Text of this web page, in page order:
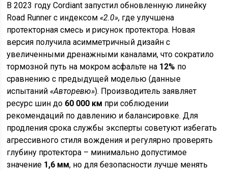
В 2023 году Cordiant запустил обновленную линейку
Road Runner с индексом«2.0», где улучшена
протекторная смесь и рисунок протектора. Новая
версия получила асимметричный дизайн с
увеличенными дренажными каналами, что сократило
тормозной путь на мокром асфальте на 12% по
сравнению с предыдущей моделью (данные
испытаний«Авторевю»). Производитель заявляет
ресурс шин до 60 000 км при соблюдении
рекомендаций по давлению и балансировке. Для
продления срока службы эксперты советуют избегать
агрессивного стиля вождения и регулярно проверять
глубину протектора – минимально допустимое
значение 1,6 мм, но для безопасности лучше менять